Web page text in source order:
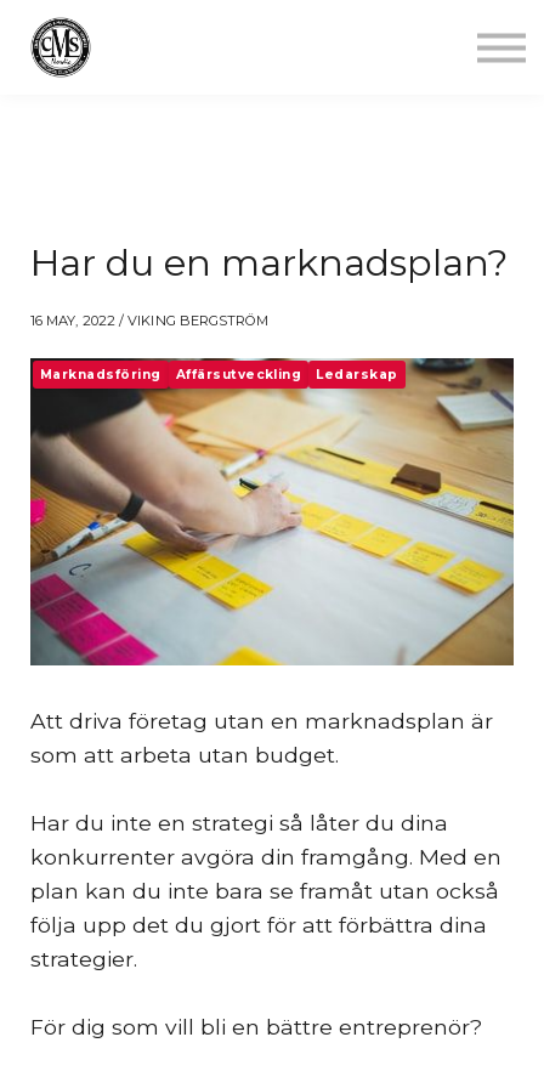
Har du en marknadsplan?
16 MAY, 2022 / VIKING BERGSTRÖM
Marknadsföring Affärsutveckling Ledarskap
Att driva företag utan en marknadsplan är
som att arbeta utan budget.
Har du inte en strategi så låter du dina
konkurrenter avgöra din framgång. Med en
plan kan du inte bara se framåt utan också
följa upp det du gjort för att förbättra dina
strategier.
För dig som vill bli en bättre entreprenör?